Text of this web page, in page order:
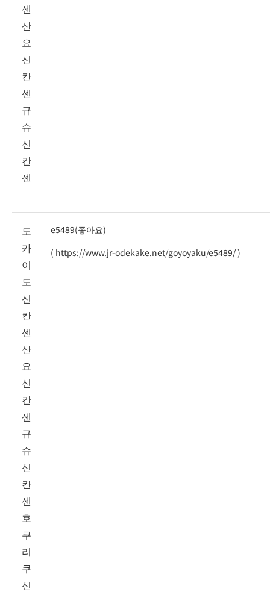
센
산
요
신
칸
센
규
슈
신
칸
센
도
카
이
도
신
칸
센
산
요
신
칸
센
규
슈
신
칸
센
호
쿠
리
쿠
신
e5489(좋아요)
( https://www.jr-odekake.net/goyoyaku/e5489/)